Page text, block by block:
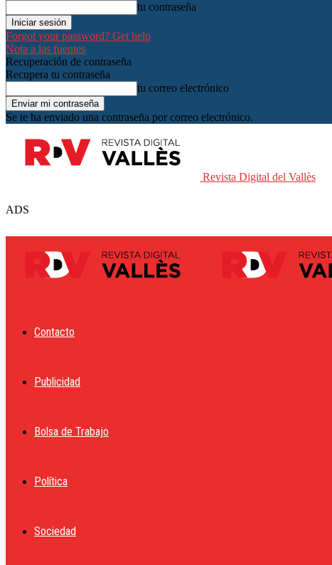
tu contraseña
Forgot your password? Get help
Nota a las fuentes
Recuperación de contraseña
Recupera tu contraseña
tu correo electrónico
Se te ha enviado una contraseña por correo electrónico.
Revista Digital del Vallès
ADS
Contacto
Publicidad
Bolsa de Trabajo
Política
Sociedad